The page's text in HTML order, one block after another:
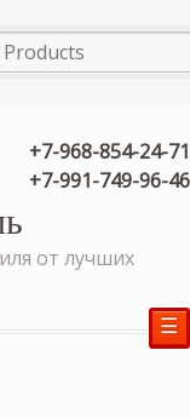
+7-968-854-24-71
+7-991-749-96-46
от лучших
☰